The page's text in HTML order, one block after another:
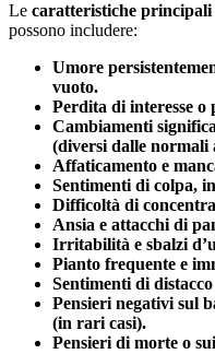
Le caratteristiche principali
possono includere:
Umore
vuoto.
Perdita di interesse o
Cambiamenti
(diversi dalle normali
Affaticamento e
Sentimenti di colpa,
Difficoltà di
Ansia e attacchi di
Irritabilità e sbalzi
Pianto frequente e
Sentimenti di
Pensieri negativi sul
(in rari casi).
Pensieri di morte o